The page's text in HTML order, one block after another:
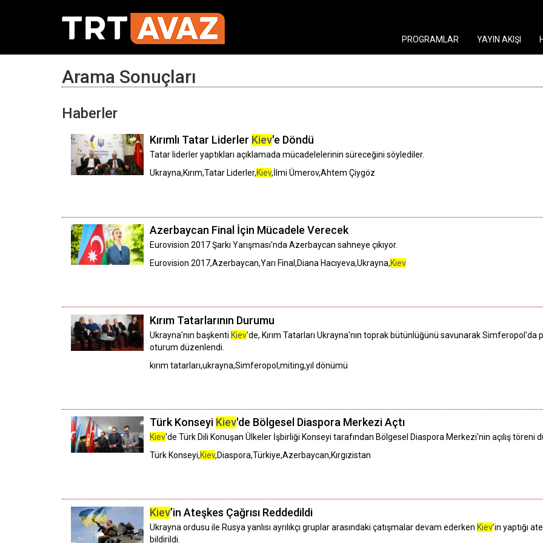
PROGRAMLAR
YAYIN AKIŞI
Arama Sonuçları
Haberler
Kırımlı Tatar Liderler Kiev'e Döndü
Tatar liderler yaptıkları açıklamada mücadelelerinin süreceğini söylediler.
Ukrayna,Kırım,Tatar Liderler,Kiev,İlmi Ümerov,Ahtem Çiygöz
Azerbaycan Final İçin Mücadele Verecek
Eurovision 2017 Şarkı Yarışması'nda Azerbaycan sahneye çıkıyor.
Eurovision 2017,Azerbaycan,Yarı Final,Diana Hacıyeva,Ukrayna,Kiev
Kırım Tatarlarının Durumu
Ukrayna'nın başkenti Kiev'de, Kırım Tatarları Ukrayna'nın toprak bütünlüğünü savunarak Simferopol'da
oturum düzenlendi.
kırım tatarları,ukrayna,Simferopol,miting,yıl dönümü
Türk Konseyi Kiev'de Bölgesel Diaspora Merkezi Açtı
Kiev'de Türk Dili Konuşan Ülkeler İşbirliği Konseyi tarafından Bölgesel Diaspora Merkezi'nin açılış töreni
Türk Konseyi,Kiev,Diaspora,Türkiye,Azerbaycan,Kırgızistan
Kiev’in Ateşkes Çağrısı Reddedildi
Ukrayna ordusu ile Rusya yanlısı ayrılıkçı gruplar arasındaki çatışmalar devam ederken Kiev’in yaptığı
bildirildi.